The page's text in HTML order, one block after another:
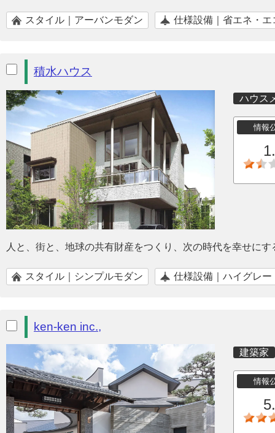
スタイル｜アーバンモダン 仕様設備｜省エネ・エ
積水ハウス
ハウス
情報
人と、街と、地球の共有財産をつくり、次の時代を幸せに
スタイル｜シンプルモダン 仕様設備｜ハイグレー
ken-ken inc.,
建築家
情報